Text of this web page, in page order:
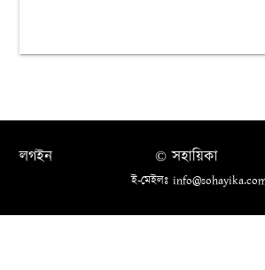
লগইন © সহায়িকা
ই-মেইলঃ